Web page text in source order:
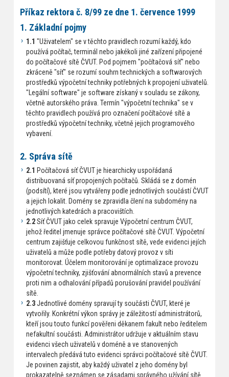
Příkaz rektora č. 8/99 ze dne 1. července 1999
1. Základní pojmy
1.1 "Uživatelem" se v těchto pravidlech rozumí každý, kdo
používá počítač, terminál nebo jakékoli jiné zařízení připojené
do počítačové sítě ČVUT. Pod pojmem "počítačová síť" nebo
zkráceně "síť" se rozumí souhrn technických a softwarových
prostředků výpočetní techniky potřebných k propojení uživatelů.
"Legální software" je software získaný v souladu se zákony,
včetně autorského práva. Termín "výpočetní technika" se v
těchto pravidlech používá pro označení počítačové sítě a
prostředků výpočetní techniky, včetně jejich programového
vybavení.
2. Správa sítě
2.1 Počítačová síť ČVUT je hiearchicky uspořádaná
distribuovaná síť propojených počítačů. Skládá se z domén
(podsítí), které jsou vytvářeny podle jednotlivých součástí ČVUT
a jejich lokalit. Domény se zpravidla člení na subdomény na
jednotlivých katedrách a pracovištích.
2.2Síť ČVUT jako celek spravuje Výpočetní centrum ČVUT,
jehož ředitel jmenuje správce počítačové sítě ČVUT. Výpočetní
centrum zajišťuje celkovou funkčnost sítě, vede evidenci jejích
uživatelů a může podle potřeby datový provoz v síti
monitorovat. Účelem monitorování je optimalizace provozu
výpočetní techniky, zjišťování abnormálních stavů a prevence
proti nim a odhalování případů porušování pravidel používání
sítě.
2.3Jednotlivé domény spravují ty součásti ČVUT, které je
vytvořily. Konkrétní výkon správy je záležitostí administrátorů,
kteří jsou touto funkcí pověřeni děkanem fakult nebo ředitelem
nefakultní součásti. Administrátor udržuje v aktuálním stavu
evidenci všech uživatelů v doméně a ve stanovených
intervalech předává tuto evidenci správci počítačové sítě ČVUT.
Je povinen zajistit, aby každý uživatel z jeho domény byl
prokazatelně seznámen se zásadami správného užívání sítě